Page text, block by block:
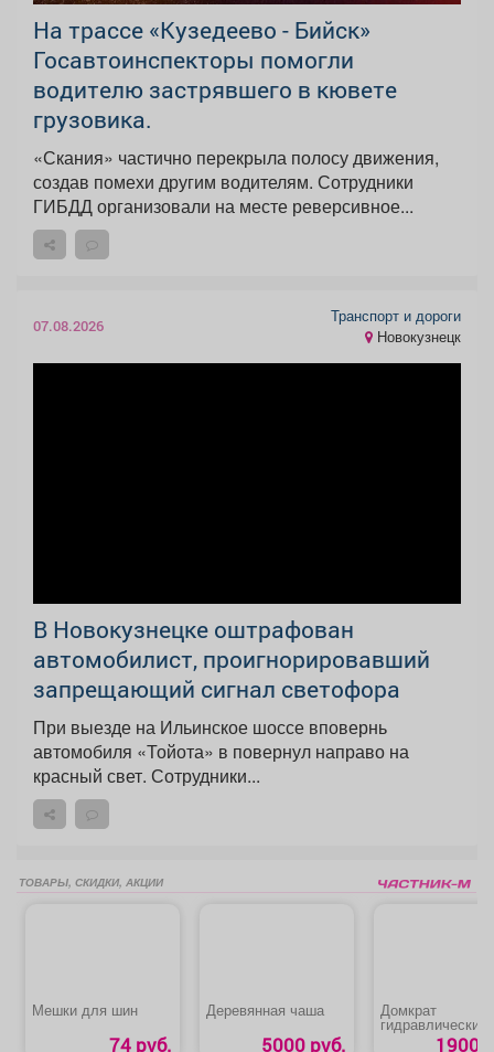
На трассе «Кузедеево - Бийск»
Госавтоинспекторы помогли
водителю застрявшего в кювете
грузовика.
«Скания» частично перекрыла полосу движения,
создав помехи другим водителям. Сотрудники
ГИБДД организовали на месте реверсивное...
07.08.2026
Транспорт и дороги
Новокузнецк
В Новокузнецке оштрафован
автомобилист, проигнорировавший
запрещающий сигнал светофора
При выезде на Ильинское шоссе вповернь
автомобиля «Тойота» в повернул направо на
красный свет. Сотрудники...
ТОВАРЫ, СКИДКИ, АКЦИИ
Мешки для шин
74 руб.
Деревянная чаша
5000 руб.
Домкрат
гидравлический
бутылочный
1900